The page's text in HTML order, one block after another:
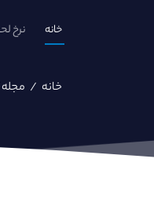
خانه نرخ
خانه / مجله